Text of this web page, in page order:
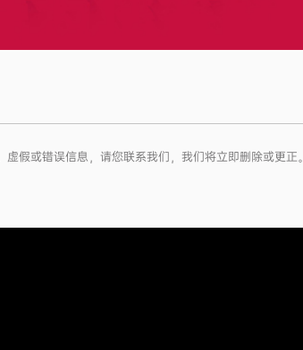
假或错误信息，请您联系我们，我们将立即删除或更正。